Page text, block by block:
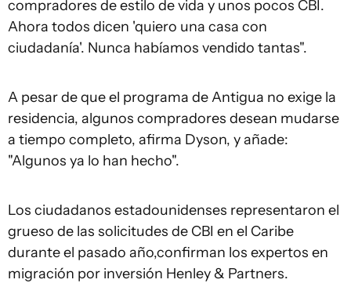
compradores de estilo de vida y unos pocos CBI.
Ahora todos dicen 'quiero una casa con
ciudadanía'. Nunca habíamos vendido tantas".
A pesar de que el programa de Antigua no exige la
residencia, algunos compradores desean mudarse
a tiempo completo, afirma Dyson, y añade:
"Algunos ya lo han hecho".
Los ciudadanos estadounidenses representaron el
grueso de las solicitudes de CBI en el Caribe
durante el pasado año,confirman los expertos en
migración por inversión Henley & Partners.